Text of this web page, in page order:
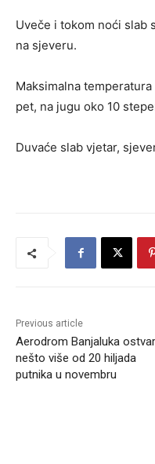
Uveče i tokom noći slab
na sjeveru.
Maksimalna
pet, na jugu oko 10
Duvaće slab vjetar,
Previous article
Aerodrom Banjaluka
nešto više od 20 hiljada
putnika u novembru